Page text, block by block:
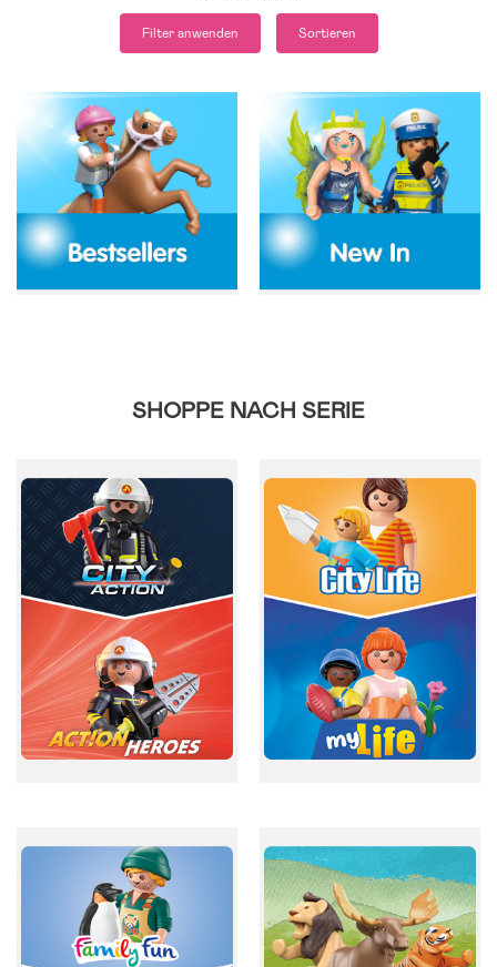
Filter anwenden Sortieren
SHOPPE NACH SERIE